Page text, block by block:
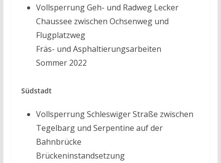
Vollsperrung Geh- und Radweg Lecker
Chaussee zwischen Ochsenweg und
Flugplatzweg
Fräs- und Asphaltierungsarbeiten
Sommer 2022
Südstadt
Vollsperrung Schleswiger Straße zwischen
Tegelbarg und Serpentine auf der
Bahnbrücke
Brückeninstandsetzung